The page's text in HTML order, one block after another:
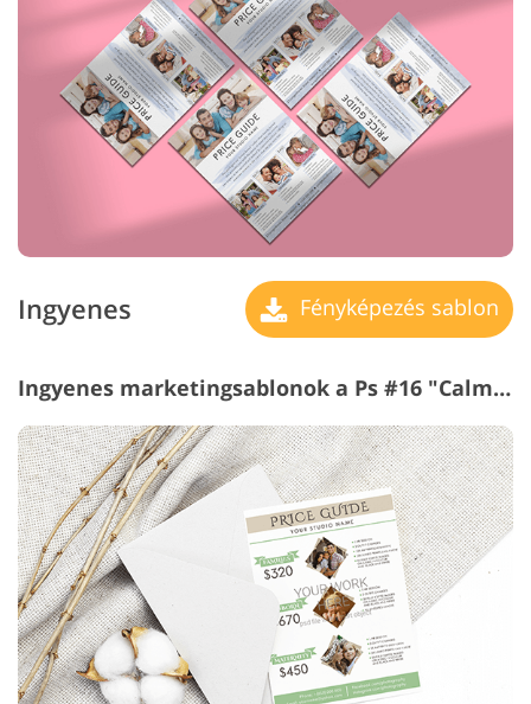
Ingyenes Fényképezés sablon
Ingyenes marketingsablonok a Ps #16 "Calm Tones"